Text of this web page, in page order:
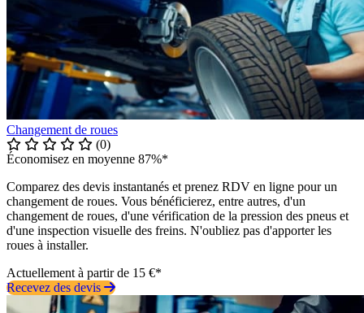
Changement de roues
(0)
Économisez en moyenne 87%*
Comparez des devis instantanés et prenez RDV en ligne pour un
changement de roues. Vous bénéficierez, entre autres, d'un
changement de roues, d'une vérification de la pression des pneus et
d'une inspection visuelle des freins. N'oubliez pas d'apporter les
roues à installer.
Actuellement à partir de 15 €*
Recevez des devis